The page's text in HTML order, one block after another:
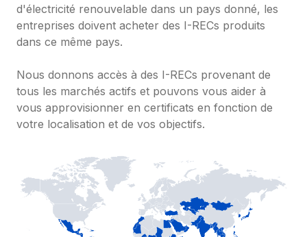
d'électricité renouvelable dans un pays donné, les
entreprises doivent acheter des I-RECs produits
dans ce même pays.
Nous donnons accès à des I-RECs provenant de
tous les marchés actifs et pouvons vous aider à
vous approvisionner en certificats en fonction de
votre localisation et de vos objectifs.